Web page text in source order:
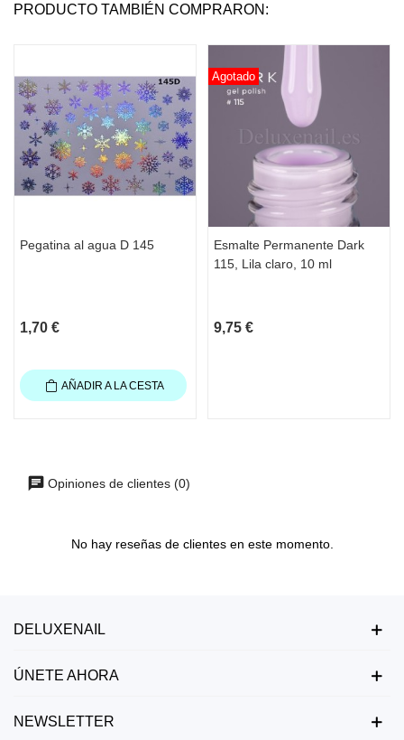
PRODUCTO TAMBIÉN COMPRARON:
Pegatina al agua D 145
1,70 €
AÑADIR A LA CESTA
Agotado
Esmalte Permanente Dark
115, Lila claro, 10 ml
9,75 €
Opiniones de clientes (0)
No hay reseñas de clientes en este momento.
DELUXENAIL
ÚNETE AHORA
NEWSLETTER